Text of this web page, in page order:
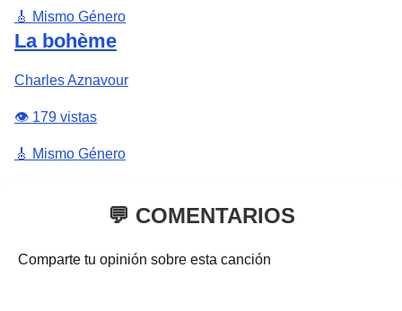
🎸 Mismo Género
La bohème
Charles Aznavour
👁️ 179 vistas
🎸 Mismo Género
💬 COMENTARIOS
Comparte tu opinión sobre esta canción